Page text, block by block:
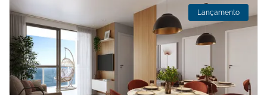
Lançamento